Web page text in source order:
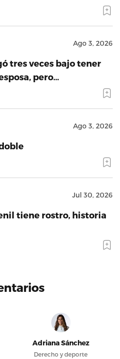
Ago 3, 2026
tres veces bajo tener
pero…
Ago 3, 2026
Jul 30, 2026
tiene rostro, historia
Adriana Sánchez
Derecho y deporte